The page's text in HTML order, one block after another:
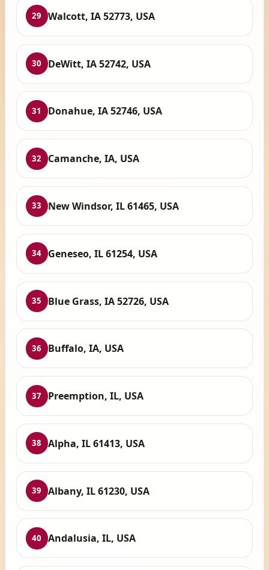
29 Walcott, IA 52773, USA
30 DeWitt, IA 52742, USA
31 Donahue, IA 52746, USA
32 Camanche, IA, USA
33 New Windsor, IL 61465, USA
34 Geneseo, IL 61254, USA
35 Blue Grass, IA 52726, USA
36 Buffalo, IA, USA
37 Preemption, IL, USA
38 Alpha, IL 61413, USA
39 Albany, IL 61230, USA
40 Andalusia, IL, USA